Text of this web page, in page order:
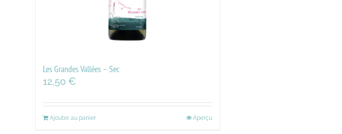
Les Grandes Vallées – Sec
12,50 €
Ajouter au panier Aperçu